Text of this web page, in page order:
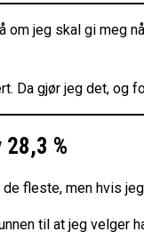
jeg skal gi meg
Da gjør jeg det,
%
fleste, men hvis
til at jeg velger